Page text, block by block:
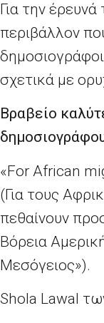
Για την
περιβάλλον
σχετικά με
Βραβείο
«For African
(Για τους
πεθαίνουν
Βόρεια
Μεσόγειος»).
Shola Lawal